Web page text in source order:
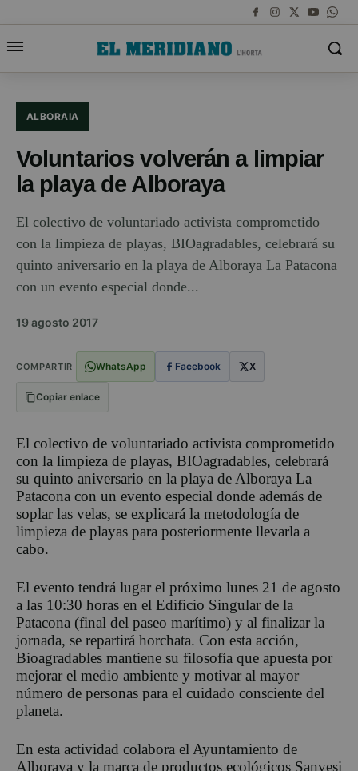
ALBORAIA
Voluntarios volverán a limpiar
la playa de Alboraya
El colectivo de voluntariado activista comprometido
con la limpieza de playas, BIOagradables, celebrará su
quinto aniversario en la playa de Alboraya La Patacona
con un evento especial donde...
19 agosto 2017
COMPARTIR WhatsApp Facebook X
Copiar enlace
El colectivo de voluntariado activista comprometido
con la limpieza de playas, BIOagradables, celebrará
su quinto aniversario en la playa de Alboraya La
Patacona con un evento especial donde además de
soplar las velas, se explicará la metodología de
limpieza de playas para posteriormente llevarla a
cabo.
El evento tendrá lugar el próximo lunes 21 de agosto
a las 10:30 horas en el Edificio Singular de la
Patacona (final del paseo marítimo) y al finalizar la
jornada, se repartirá horchata. Con esta acción,
Bioagradables mantiene su filosofía que apuesta por
mejorar el medio ambiente y motivar al mayor
número de personas para el cuidado consciente del
planeta.
En esta actividad colabora el Ayuntamiento de
Alboraya y la marca de productos ecológicos Sanvesi